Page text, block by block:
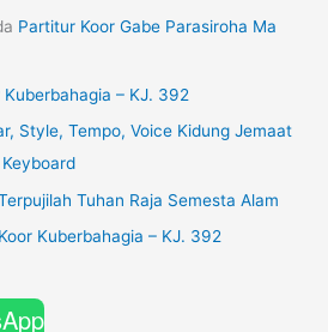
Partitur Koor Gabe Parasiroha Ma
– KJ. 392
Style, Tempo, Voice Kidung Jemaat
Tuhan Raja Semesta Alam
Kuberbahagia – KJ. 392